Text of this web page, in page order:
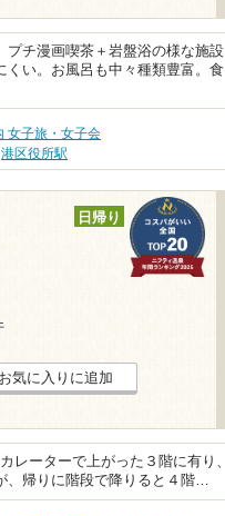
プチ漫画喫茶＋岩盤浴の様な施設
い。お風呂も中々種類豊富。食
女子旅・女子会
港区役所駅
日帰り
お気に入りに追加
レーターで上がった３階に有り、
、帰りに階段で降りると４階…